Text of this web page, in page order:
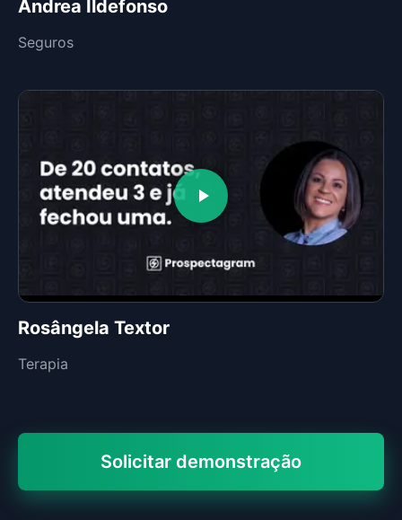
Andrea Ildefonso
Seguros
Rosângela Textor
Terapia
Solicitar demonstração